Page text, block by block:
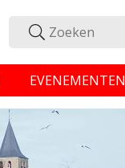
EVENEMENTEN